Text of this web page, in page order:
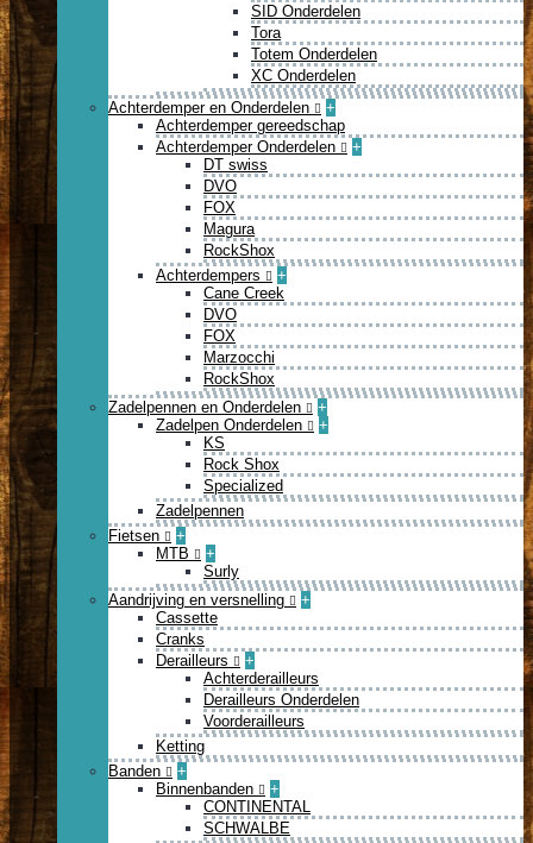
SID Onderdelen
Tora
Totem Onderdelen
XC Onderdelen
Achterdemper en Onderdelen
+
Achterdemper gereedschap
Achterdemper Onderdelen
+
DT swiss
DVO
FOX
Magura
RockShox
Achterdempers
+
Cane Creek
DVO
FOX
Marzocchi
RockShox
Zadelpennen en Onderdelen
+
Zadelpen Onderdelen
+
KS
Rock Shox
Specialized
Zadelpennen
Fietsen
+
MTB
+
Surly
Aandrijving en versnelling
+
Cassette
Cranks
Derailleurs
+
Achterderailleurs
Derailleurs Onderdelen
Voorderailleurs
Ketting
Banden
+
Binnenbanden
+
CONTINENTAL
SCHWALBE